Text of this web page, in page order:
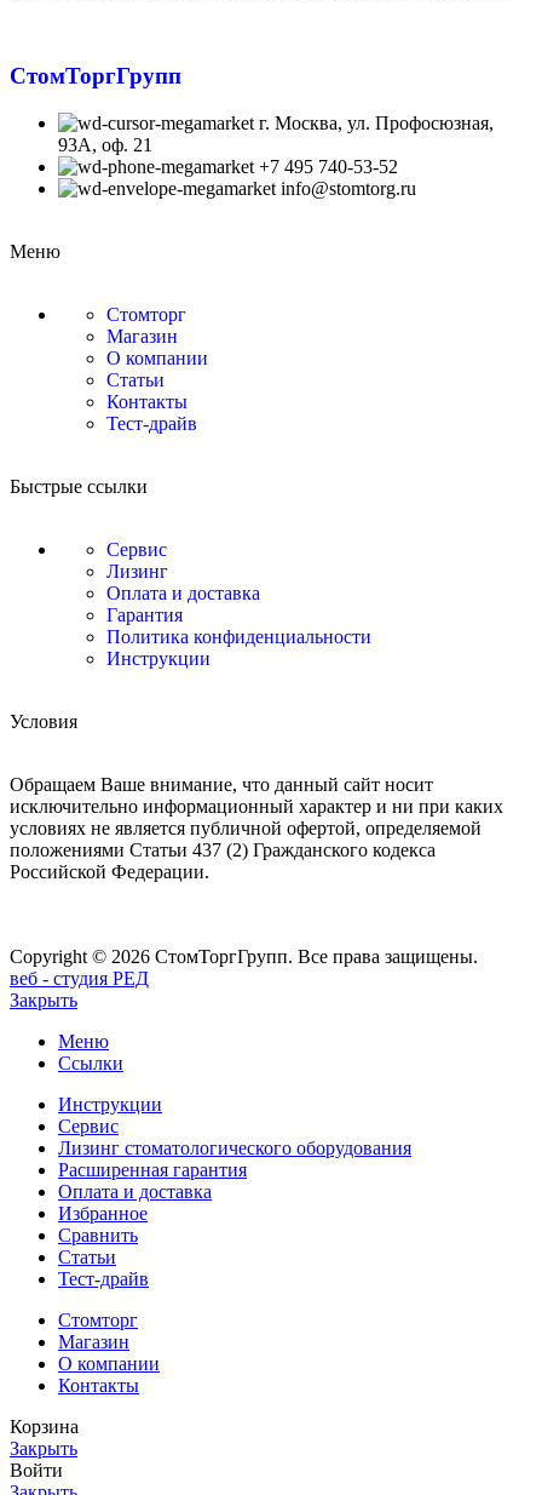
СтомТоргГрупп
г. Москва, ул. Профосюзная,
93А, оф. 21
+7 495 740-53-52
info@stomtorg.ru
Меню
Стомторг
Магазин
О компании
Статьи
Контакты
Тест-драйв
Быстрые ссылки
Сервис
Лизинг
Оплата и доставка
Гарантия
Политика конфиденциальности
Инструкции
Условия
Обращаем Ваше внимание, что данный сайт носит
исключительно информационный характер и ни при каких
условиях не является публичной офертой, определяемой
положениями Статьи 437 (2) Гражданского кодекса
Российской Федерации.
Copyright © 2026 СтомТоргГрупп. Все права защищены.
веб - студия РЕД
Закрыть
Меню
Ссылки
Инструкции
Сервис
Лизинг стоматологического оборудования
Расширенная гарантия
Оплата и доставка
Избранное
Сравнить
Статьи
Тест-драйв
Стомторг
Магазин
О компании
Контакты
Корзина
Закрыть
Войти